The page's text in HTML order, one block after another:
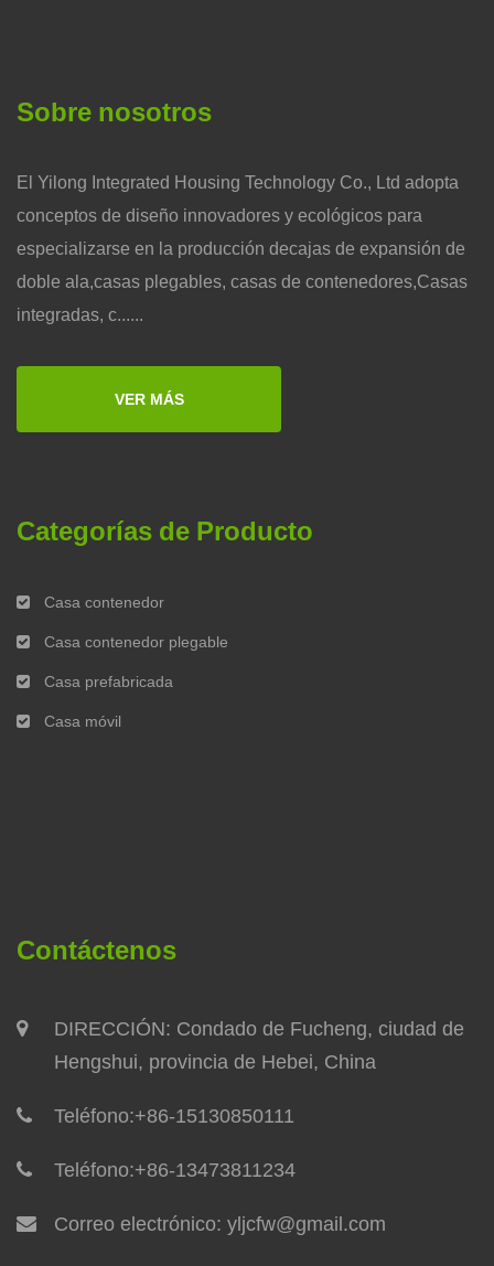
Sobre nosotros
El Yilong Integrated Housing Technology Co., Ltd adopta
conceptos de diseño innovadores y ecológicos para
especializarse en la producción decajas de expansión de
doble ala,casas plegables, casas de contenedores,Casas
integradas, c......
VER MÁS
Categorías de Producto
Casa contenedor
Casa contenedor plegable
Casa prefabricada
Casa móvil
Contáctenos
DIRECCIÓN: Condado de Fucheng, ciudad de
Hengshui, provincia de Hebei, China
Teléfono:+86-15130850111
Teléfono:+86-13473811234
Correo electrónico: yljcfw@gmail.com